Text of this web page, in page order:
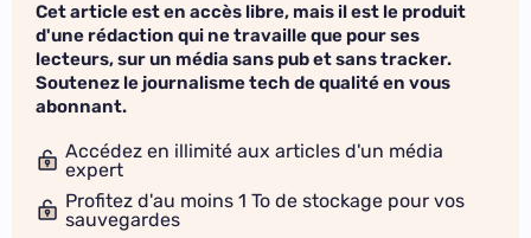
Cet article est en accès libre, mais il est le produit
d'une rédaction qui ne travaille que pour ses
lecteurs, sur un média sans pub et sans tracker.
Soutenez le journalisme tech de qualité en vous
abonnant.
Accédez en illimité aux articles d'un média
expert
Profitez d'au moins 1 To de stockage pour vos
sauvegardes